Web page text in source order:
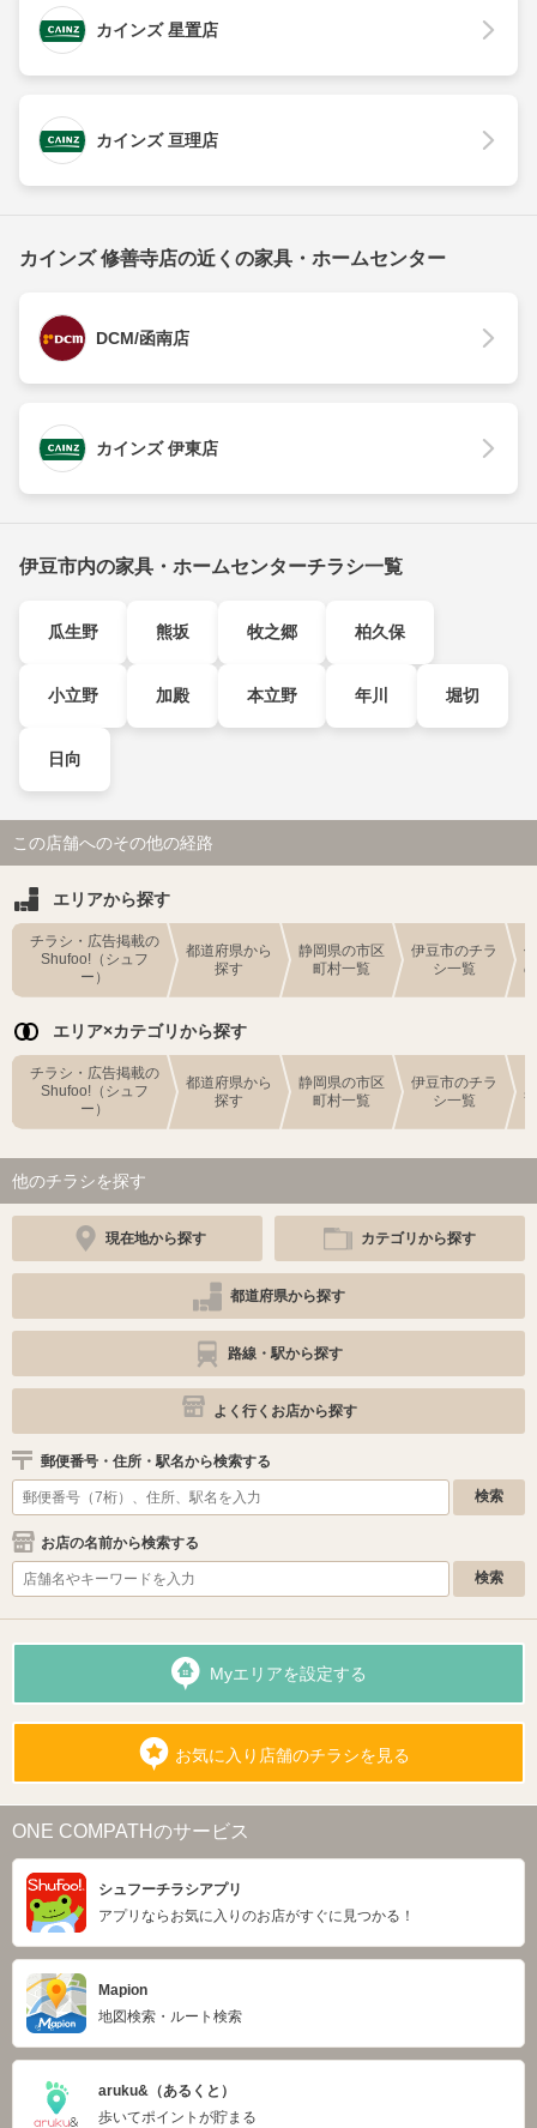
カインズ 星置店
カインズ 亘理店
カインズ 修善寺店の近くの家具・ホームセンター
DCM/函南店
カインズ 伊東店
伊豆市内の家具・ホームセンターチラシ一覧
瓜生野 熊坂 牧之郷 柏久保
小立野 加殿 本立野 年川 堀切
日向
この店舗へのその他の経路
エリアから探す
チラシ・広告掲載の
Shufoo!（シュフ
ー）
都道府県から
探す
静岡県の市区
町村一覧
伊豆市のチラ
シ一覧
エリア×カテゴリから探す
チラシ・広告掲載の
Shufoo!（シュフ
ー）
都道府県から
探す
静岡県の市区
町村一覧
伊豆市のチラ
シ一覧
他のチラシを探す
現在地から探す カテゴリから探す
都道府県から探す
路線・駅から探す
よく行くお店から探す
郵便番号・住所・駅名から検索する
お店の名前から検索する
Myエリアを設定する
お気に入り店舗のチラシを見る
ONE COMPATHのサービス
シュフーチラシアプリ
アプリならお気に入りのお店がすぐに見つかる！
Mapion
地図検索・ルート検索
aruku&（あるくと）
歩いてポイントが貯まる